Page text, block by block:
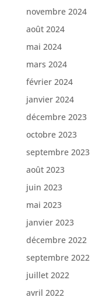
novembre 2024
août 2024
mai 2024
mars 2024
février 2024
janvier 2024
décembre 2023
octobre 2023
septembre 2023
août 2023
juin 2023
mai 2023
janvier 2023
décembre 2022
septembre 2022
juillet 2022
avril 2022